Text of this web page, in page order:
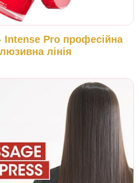
Intense Pro професійна
лінія